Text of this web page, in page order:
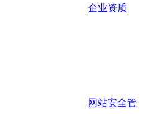
企业资质
网站安全管